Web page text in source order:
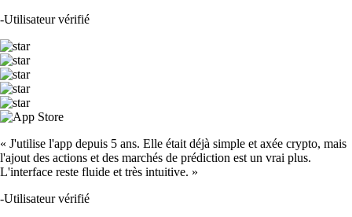
-Utilisateur vérifié
« J'utilise l'app depuis 5 ans. Elle était déjà simple et axée crypto, mais
l'ajout des actions et des marchés de prédiction est un vrai plus.
L'interface reste fluide et très intuitive. »
-Utilisateur vérifié